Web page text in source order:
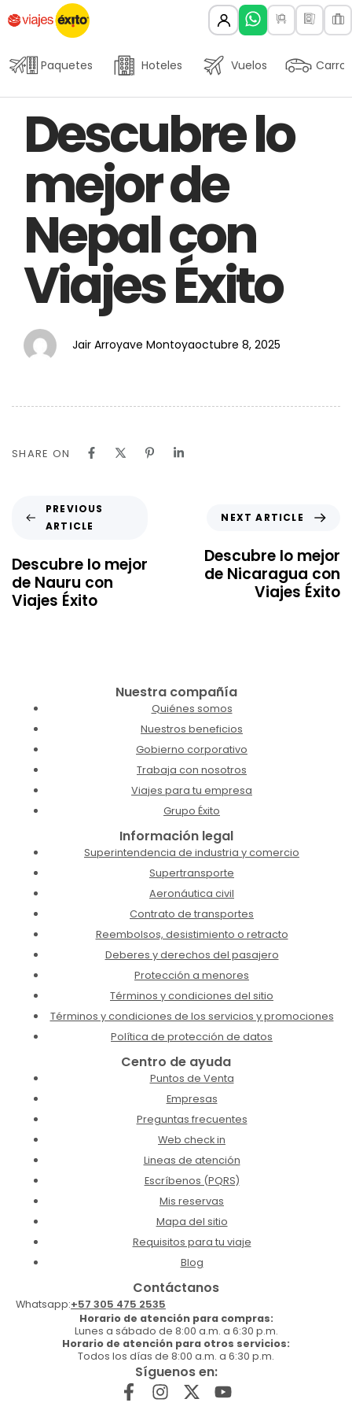
Paquetes Hoteles Vuelos Carros
IN:
Descubre lo
mejor de
Nepal con
Viajes Éxito
Jair Arroyave Montoya
on:
octubre 8, 2025
SHARE ON
PREVIOUS
ARTICLE
Descubre lo mejor
de Nauru con
Viajes Éxito
NEXT ARTICLE
Descubre lo mejor
de Nicaragua con
Viajes Éxito
Nuestra compañía
Quiénes somos
Nuestros beneficios
Gobierno corporativo
Trabaja con nosotros
Viajes para tu empresa
Grupo Éxito
Información legal
Superintendencia de industria y comercio
Supertransporte
Aeronáutica civil
Contrato de transportes
Reembolsos, desistimiento o retracto
Deberes y derechos del pasajero
Protección a menores
Términos y condiciones del sitio
Términos y condiciones de los servicios y promociones
Política de protección de datos
Centro de ayuda
Puntos de Venta
Empresas
Preguntas frecuentes
Web check in
Lineas de atención
Escríbenos (PQRS)
Mis reservas
Mapa del sitio
Requisitos para tu viaje
Blog
Contáctanos
Whatsapp:+57 305 475 2535
Horario de atención para compras:
Lunes a sábado de 8:00 a.m. a 6:30 p.m.
Horario de atención para otros servicios:
Todos los días de 8:00 a.m. a 6:30 p.m.
Síguenos en: